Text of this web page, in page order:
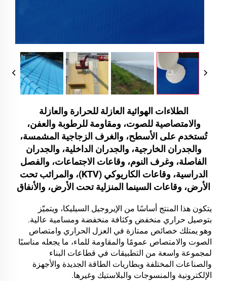
الطلاءات الهوائية العازلة للحرارة والعازلة
والامتصاصية للصوت، ومقاومة للرطوبة والعفن،
تُستخدم على الأسطح، والغرف الزجاجية المشمسة،
والجدران الخارجية، والجدران الداخلية، والجدران
الفاصلة، وغرف النوم، وقاعات الاجتماعات، والفصل
الدراسية، وقاعات الكاريوكي (KTV)، والمرائب تحت
الأرض، وقاعات السينما المنزلية تحت الأرض، والأنفاق
يتكون هذا المنتج أساسًا من الإيروجيل السيليكا، ويتميّز
بتوصيل حراري منخفض وكثافة منخفضة ومسامية عالية.
وهو يمتلك خصائص ممتازة في العزل الحراري وامتصاص
الصوت والامتصاص عمومًا والمقاومة للماء، ما يجعله مناسبًا
لمجموعة واسعة من التطبيقات في قطاعات البناء
والصناعات المختلفة وبطاريات الطاقة الجديدة والأجهزة
الإلكترونية والمنسوجات والبلاستيك وغيرها.